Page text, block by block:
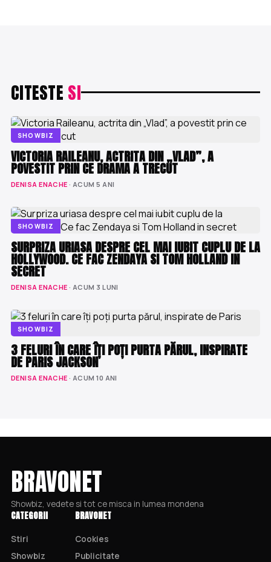
CITESTE SI
SHOWBIZ
VICTORIA RAILEANU, ACTRITA DIN „VLAD”, A
POVESTIT PRIN CE DRAMA A TRECUT
DENISA ENACHE · ACUM 5 ANI
SHOWBIZ
SURPRIZA URIASA DESPRE CEL MAI IUBIT CUPLU DE LA
HOLLYWOOD. CE FAC ZENDAYA SI TOM HOLLAND IN
SECRET
DENISA ENACHE · ACUM 3 LUNI
SHOWBIZ
3 FELURI ÎN CARE ÎȚI POȚI PURTA PĂRUL, INSPIRATE
DE PARIS JACKSON
DENISA ENACHE · ACUM 10 ANI
BRAVONET
Showbiz, vedete si tot ce misca in lumea mondena
CATEGORII
Stiri
Showbiz
BRAVONET
Cookies
Publicitate